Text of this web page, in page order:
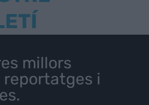
millors
reportatges i